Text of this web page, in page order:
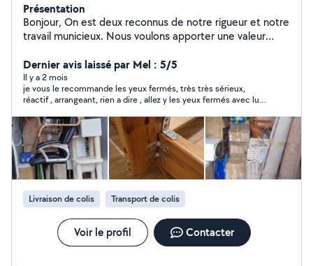
Présentation
Bonjour, On est deux reconnus de notre rigueur et notre
travail municieux. Nous voulons apporter une valeur
domaines. Une bonne expérience dans le
déménagement, Nous aimons faciliter la vie aux autres
et la satisfaction de nos clients est notre priorité. Merci
de votre visite et de votre confiance.
Dernier avis laissé par Mel : 5/5
Il y a 2 mois
je vous le recommande les yeux fermés, très très sérieux,
réactif , arrangeant, rien a dire , allez y les yeux fermés avec lui
Livraison de colis Transport de colis
Voir le profil Contacter